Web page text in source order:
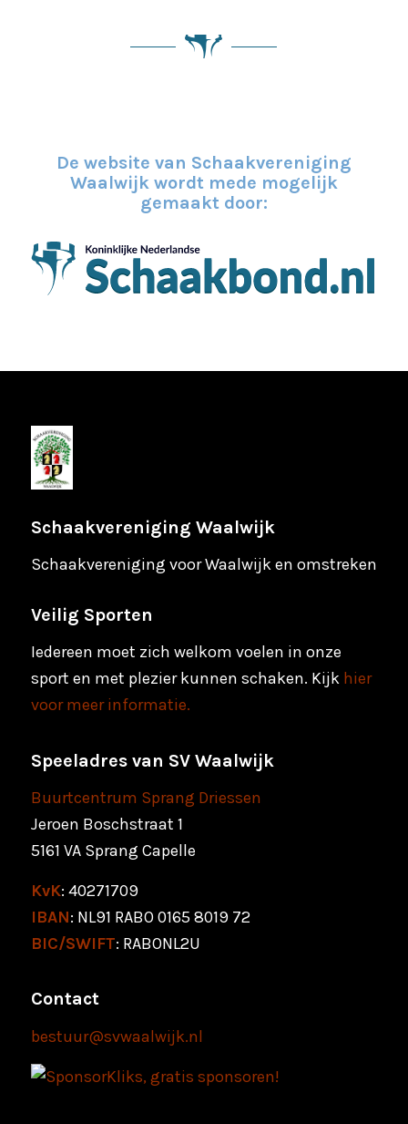
De website van Schaakvereniging
Waalwijk wordt mede mogelijk
gemaakt door:
Schaakvereniging Waalwijk
Schaakvereniging voor Waalwijk en omstreken
Veilig Sporten
Iedereen moet zich welkom voelen in onze
sport en met plezier kunnen schaken. Kijk hier
voor meer informatie.
Speeladres van SV Waalwijk
Buurtcentrum Sprang Driessen
Jeroen Boschstraat 1
5161 VA Sprang Capelle
KvK: 40271709
IBAN: NL91 RABO 0165 8019 72
BIC/SWIFT: RABONL2U
Contact
bestuur@svwaalwijk.nl